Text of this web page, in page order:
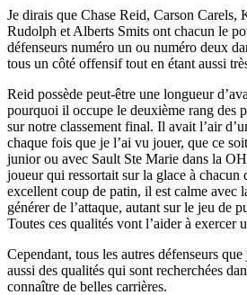
Je dirais que Chase Reid, Carson Carels,
Rudolph et Alberts Smits ont chacun le
défenseurs numéro un ou numéro deux
tous un côté offensif tout en étant aussi
Reid possède peut-être une longueur
pourquoi il occupe le deuxième rang des
sur notre classement final. Il avait l’air
chaque fois que je l’ai vu jouer, que ce
junior ou avec Sault Ste Marie dans la
joueur qui ressortait sur la glace à chacun
excellent coup de patin, il est calme avec
générer de l’attaque, autant sur le jeu de
Toutes ces qualités vont l’aider à exercer
Cependant, tous les autres défenseurs
aussi des qualités qui sont recherchées
connaître de belles carrières.